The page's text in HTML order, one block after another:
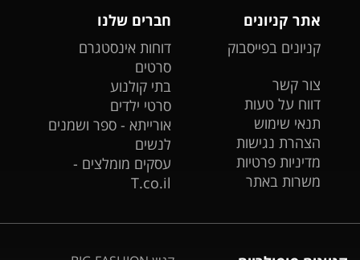
אתר קניונים
קניונים בפייסבוק
צור קשר
דווח על טעות
תנאי שימוש
הצהרת נגישות
מדיניות פרטיות
משרות באתר
חברים שלנו
דוחות אינסטגרם
סרטים
בתי קולנוע
סרטי ילדים
אורייתא - ספר ושמנים
לנשים
עסקים מומלצים -
T.co.il